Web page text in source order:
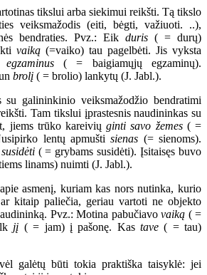
tikslui arba siekimui reikšti. Tą tikslo
veiksmažodis (eiti, bėgti, važiuoti. ..),
bendraties. Pvz.: Eik duris ( = durų)
vaiką (=vaiko) tau pagelbėti. Jis vyksta
( = baigiamųjų egzaminų).
brolį ( = brolio) lankytų (J. Jabl.).
veiksmažodžio bendratimi
Tam tikslui įprastesnis naudininkas su
jiems trūko kareiviųginti savo žemes( =
lentų apmuštisienas (= sienoms).
( = grybams susidėti). Įsitaisęs buvo
linams) nuimti (J. Jabl.).
asmenį, kuriam kas nors nutinka, kurio
kitaip paliečia, geriau vartoti ne objekto
Pvz.: Motina pabučiavovaiką ( =
jį ( = jam) į pašonę. Kas tave( = tau)
būti tokia praktiška taisyklė: jei